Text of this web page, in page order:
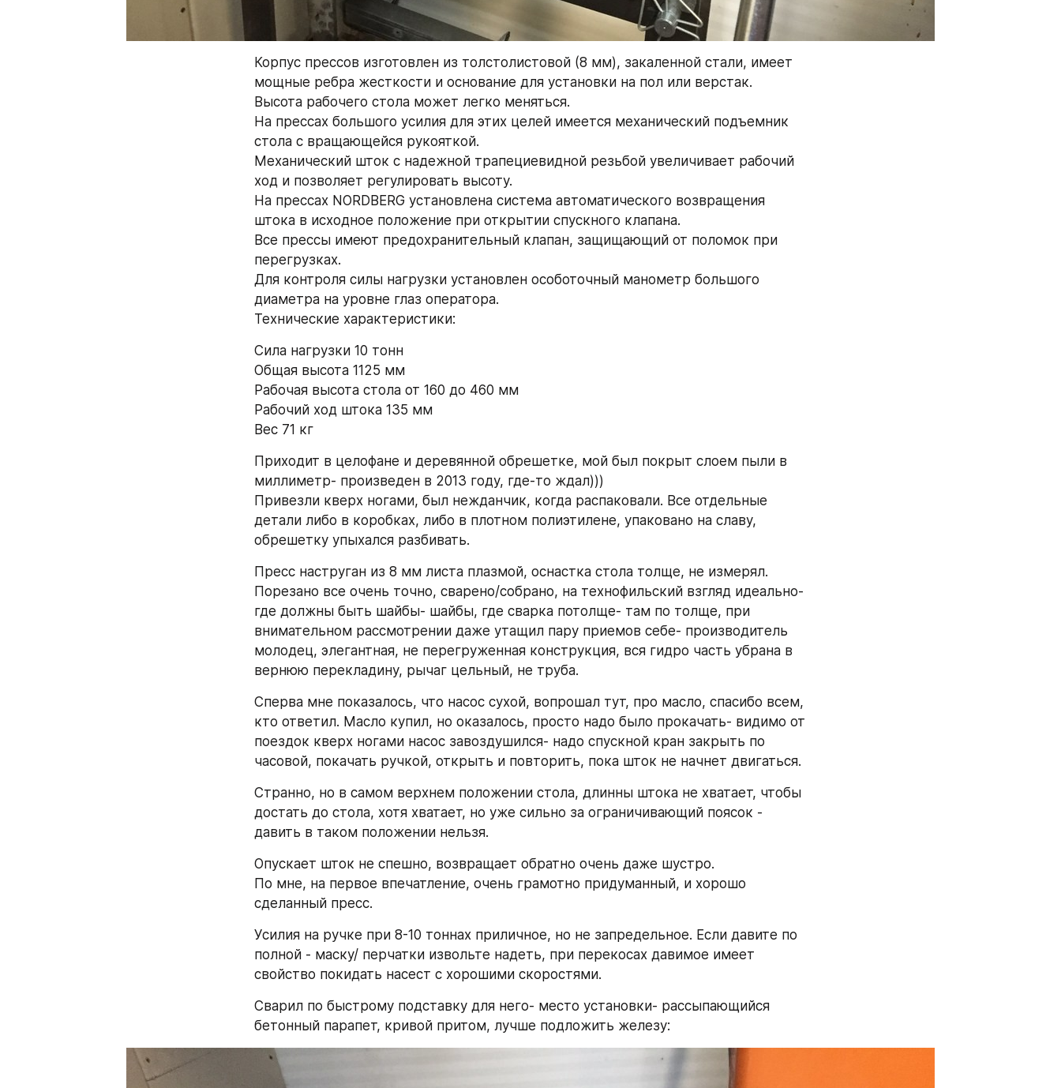
Корпус прессов изготовлен из толстолистовой (8 мм), закаленной стали, имеет
мощные ребра жесткости и основание для установки на пол или верстак.
Высота рабочего стола может легко меняться.
На прессах большого усилия для этих целей имеется механический подъемник
стола с вращающейся рукояткой.
Механический шток с надежной трапециевидной резьбой увеличивает рабочий
ход и позволяет регулировать высоту.
На прессах NORDBERG установлена система автоматического возвращения
штока в исходное положение при открытии спускного клапана.
Все прессы имеют предохранительный клапан, защищающий от поломок при
перегрузках.
Для контроля силы нагрузки установлен особоточный манометр большого
диаметра на уровне глаз оператора.
Технические характеристики:
Сила нагрузки 10 тонн
Общая высота 1125 мм
Рабочая высота стола от 160 до 460 мм
Рабочий ход штока 135 мм
Вес 71 кг
Приходит в целофане и деревянной обрешетке, мой был покрыт слоем пыли в
миллиметр- произведен в 2013 году, где-то ждал)))
Привезли кверх ногами, был нежданчик, когда распаковали. Все отдельные
детали либо в коробках, либо в плотном полиэтилене, упаковано на славу,
обрешетку упыхался разбивать.
Пресс наструган из 8 мм листа плазмой, оснастка стола толще, не измерял.
Порезано все очень точно, сварено/собрано, на технофильский взгляд идеально-
где должны быть шайбы- шайбы, где сварка потолще- там по толще, при
внимательном рассмотрении даже утащил пару приемов себе- производитель
молодец, элегантная, не перегруженная конструкция, вся гидро часть убрана в
вернюю перекладину, рычаг цельный, не труба.
Сперва мне показалось, что насос сухой, вопрошал тут, про масло, спасибо всем,
кто ответил. Масло купил, но оказалось, просто надо было прокачать- видимо от
поездок кверх ногами насос завоздушился- надо спускной кран закрыть по
часовой, покачать ручкой, открыть и повторить, пока шток не начнет двигаться.
Странно, но в самом верхнем положении стола, длинны штока не хватает, чтобы
достать до стола, хотя хватает, но уже сильно за ограничивающий поясок -
давить в таком положении нельзя.
Опускает шток не спешно, возвращает обратно очень даже шустро.
По мне, на первое впечатление, очень грамотно придуманный, и хорошо
сделанный пресс.
Усилия на ручке при 8-10 тоннах приличное, но не запредельное. Если давите по
полной - маску/ перчатки извольте надеть, при перекосах давимое имеет
свойство покидать насест с хорошими скоростями.
Сварил по быстрому подставку для него- место установки- рассыпающийся
бетонный парапет, кривой притом, лучше подложить железу: